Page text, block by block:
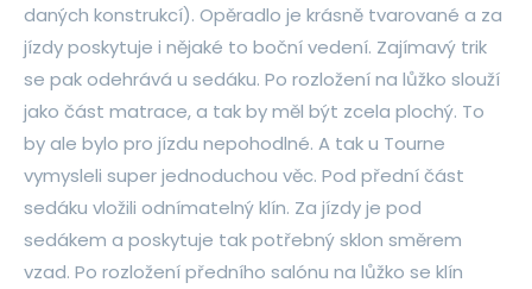
daných konstrukcí). Opěradlo je krásně tvarované a za
jízdy poskytuje i nějaké to boční vedení. Zajímavý trik
se pak odehrává u sedáku. Po rozložení na lůžko slouží
jako část matrace, a tak by měl být zcela plochý. To
by ale bylo pro jízdu nepohodlné. A tak u Tourne
vymysleli super jednoduchou věc. Pod přední část
sedáku vložili odnímatelný klín. Za jízdy je pod
sedákem a poskytuje tak potřebný sklon směrem
vzad. Po rozložení předního salónu na lůžko se klín